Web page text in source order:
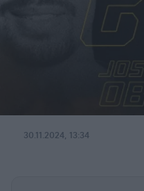
30.11.2024, 13:34